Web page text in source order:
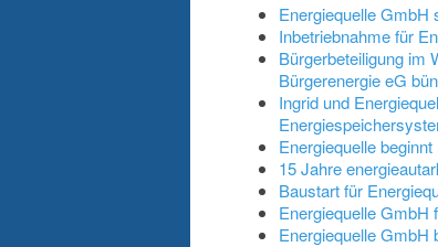
Energiequelle GmbH
Inbetriebnahme für
Bürgerbeteiligung im
Bürgerenergie eG
Ingrid und
Energiequelle
15 Jahre
Baustart für
Energiequelle GmbH
Energiequelle GmbH